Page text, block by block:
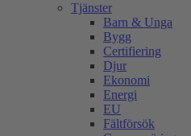
Tjänster
Barn & Unga
Bygg
Certifiering
Djur
Ekonomi
Energi
EU
Fältförsök